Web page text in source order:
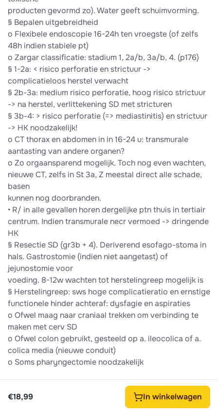
€18,99 In winkelwagen
producten gevormd zo). Water geeft schuimvorming.
§ Bepalen uitgebreidheid
o Flexibele endoscopie 16-24h ten vroegste (of zelfs
48h indien stabiele pt)
o Zargar classiﬁcatie: stadium 1, 2a/b, 3a/b, 4. (p176)
§ 1-2a: < risico perforatie en strictuur ->
complicatieloos herstel verwacht
§ 2b-3a: medium risico perforatie, hoog risico strictuur
-> na herstel, verlittekening SD met stricturen
§ 3b-4: > risico perforatie (=> mediastinitis) en strictuur
-> HK noodzakelijk!
o CT thorax en abdomen in in 16-24 u: transmurale
aantasting van andere organen?
o Zo orgaansparend mogelijk. Toch nog even wachten,
nieuwe CT, zelfs in St 3a, Z meestal direct alle schade,
basen
kunnen nog doorbranden.
• R/ in alle gevallen horen dergelijke ptn thuis in tertiair
centrum. Indien transmurale necr vermoed -> dringende
HK
§ Resectie SD (gr3b + 4). Deriverend esofago-stoma in
hals. Gastrostomie (indien niet aangetast) of
jejunostomie voor
voeding. 8-12w wachten tot herstelingreep mogelijk is
§ Herstelingreep: sws hoge complicatieratio en ernstige
functionele hinder achteraf: dysfagie en aspiraties
o Ofwel maag naar craniaal trekken om verbinding te
maken met cerv SD
o Ofwel colon gebruikt, gesteeld op a. ileocolica of a.
colica media (nieuwe conduit)
o Soms pharyngectomie noodzakelijk
€18,99